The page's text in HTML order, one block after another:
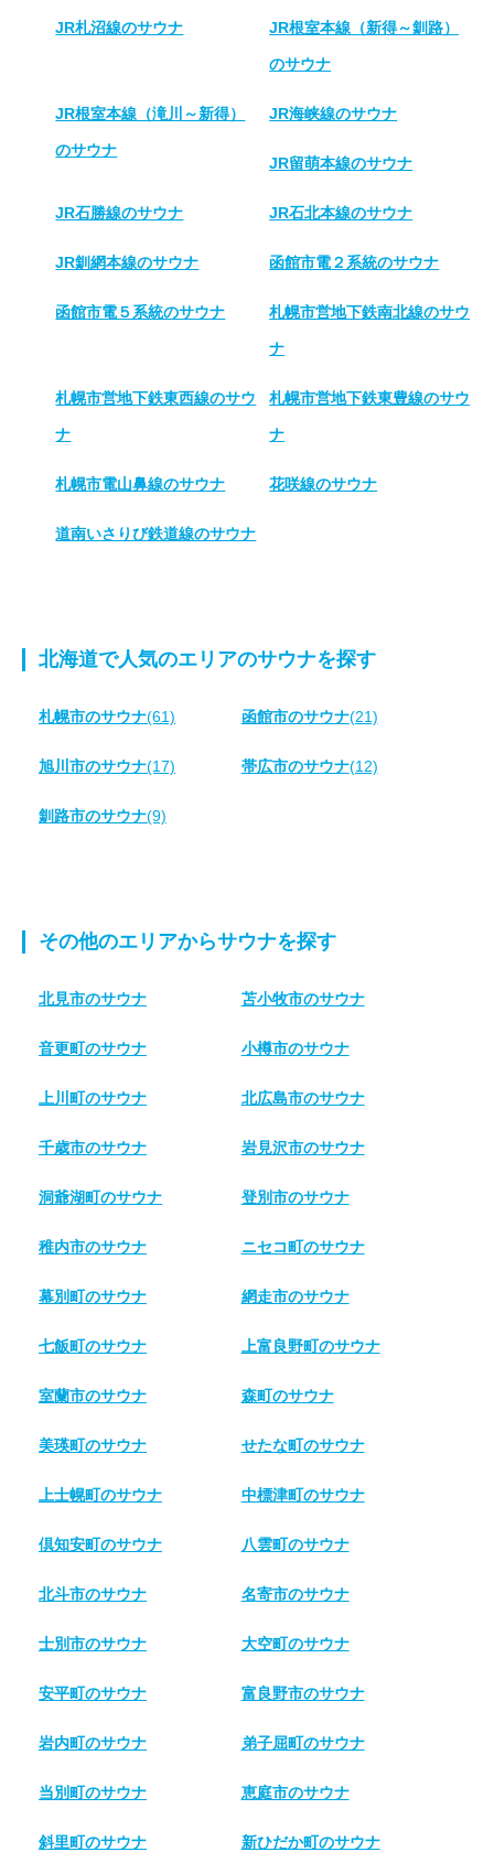
JR札沼線のサウナ JR根室本線（新得～釧路）
のサウナ
JR根室本線（滝川～新得）
のサウナ
JR海峡線のサウナ
JR留萌本線のサウナ
JR石勝線のサウナ JR石北本線のサウナ
JR釧網本線のサウナ 函館市電２系統のサウナ
函館市電５系統のサウナ 札幌市営地下鉄南北線のサウ
ナ
札幌市営地下鉄東西線のサウ
ナ
札幌市営地下鉄東豊線のサウ
ナ
札幌市電山鼻線のサウナ 花咲線のサウナ
道南いさりび鉄道線のサウナ
北海道で人気のエリアのサウナを探す
札幌市のサウナ(61) 函館市のサウナ(21)
旭川市のサウナ(17) 帯広市のサウナ(12)
釧路市のサウナ(9)
その他のエリアからサウナを探す
北見市のサウナ 苫小牧市のサウナ
音更町のサウナ 小樽市のサウナ
上川町のサウナ 北広島市のサウナ
千歳市のサウナ 岩見沢市のサウナ
洞爺湖町のサウナ 登別市のサウナ
稚内市のサウナ ニセコ町のサウナ
幕別町のサウナ 網走市のサウナ
七飯町のサウナ 上富良野町のサウナ
室蘭市のサウナ 森町のサウナ
美瑛町のサウナ せたな町のサウナ
上士幌町のサウナ 中標津町のサウナ
倶知安町のサウナ 八雲町のサウナ
北斗市のサウナ 名寄市のサウナ
士別市のサウナ 大空町のサウナ
安平町のサウナ 富良野市のサウナ
岩内町のサウナ 弟子屈町のサウナ
当別町のサウナ 恵庭市のサウナ
斜里町のサウナ 新ひだか町のサウナ